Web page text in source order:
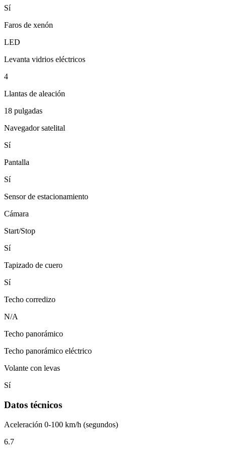
Sí
Faros de xenón
LED
Levanta vidrios eléctricos
4
Llantas de aleación
18 pulgadas
Navegador satelital
Sí
Pantalla
Sí
Sensor de estacionamiento
Cámara
Start/Stop
Sí
Tapizado de cuero
Sí
Techo corredizo
N/A
Techo panorámico
Techo panorámico eléctrico
Volante con levas
Sí
Datos técnicos
Aceleración 0-100 km/h (segundos)
6.7